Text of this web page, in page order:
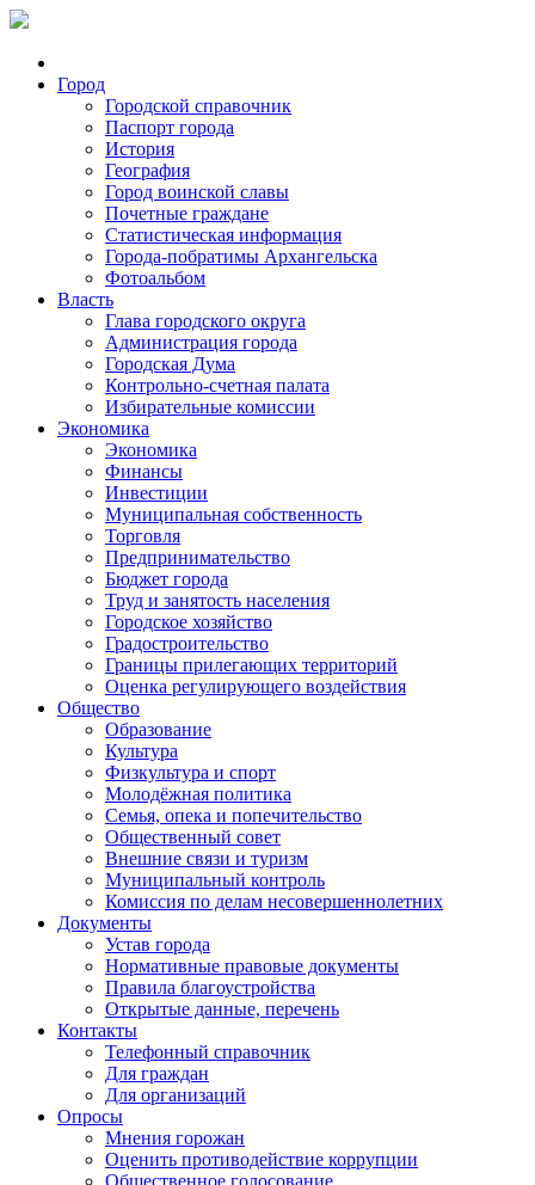
Город
Городской справочник
Паспорт города
История
География
Город воинской славы
Почетные граждане
Статистическая информация
Города-побратимы Архангельска
Фотоальбом
Власть
Глава городского округа
Администрация города
Городская Дума
Контрольно-счетная палата
Избирательные комиссии
Экономика
Экономика
Финансы
Инвестиции
Муниципальная собственность
Торговля
Предпринимательство
Бюджет города
Труд и занятость населения
Городское хозяйство
Градостроительство
Границы прилегающих территорий
Оценка регулирующего воздействия
Общество
Образование
Культура
Физкультура и спорт
Молодёжная политика
Семья, опека и попечительство
Общественный совет
Внешние связи и туризм
Муниципальный контроль
Комиссия по делам несовершеннолетних
Документы
Устав города
Нормативные правовые документы
Правила благоустройства
Открытые данные, перечень
Контакты
Телефонный справочник
Для граждан
Для организаций
Опросы
Мнения горожан
Оценить противодействие коррупции
Общественное голосование